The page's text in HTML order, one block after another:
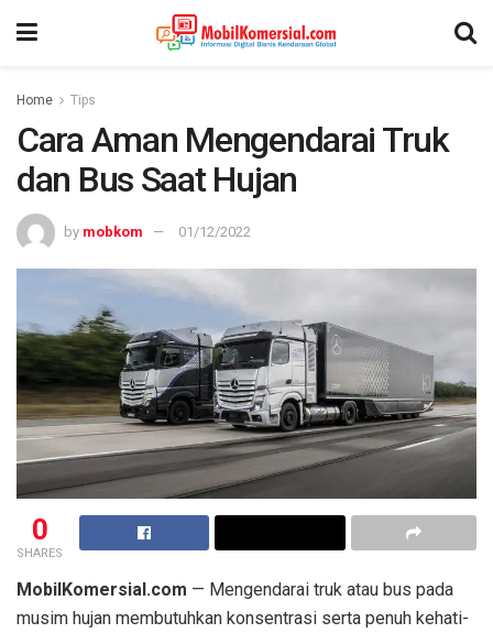
Home Tips
Cara Aman Mengendarai Truk
dan Bus Saat Hujan
by mobkom 01/12/2022
0
SHARES
MobilKomersial.com — Mengendarai truk atau bus pada
musim hujan membutuhkan konsentrasi serta penuh kehati-